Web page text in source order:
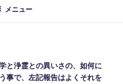
メニュー
と浄霊との異いさの、如何に
事で、左記報告はよくそれを